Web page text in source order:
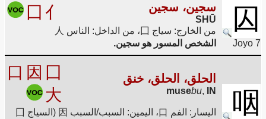
囚
Joyo 7
سجين، سجين
SHŪ
囗 亻
من الخارج: سياج 囗، من الداخل: الناس 人
الشخص المسور هو سجين.
咽
الحلق، الحلق، خنق
musebu, IN
口 因 囗
大
اليسار: الفم 口، اليمين: السبب/السبب 因 (السياج 囗